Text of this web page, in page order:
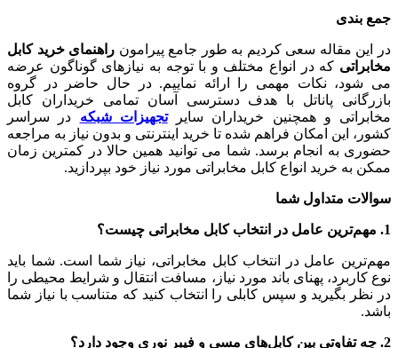
جمع بندی
در این مقاله سعی کردیم به طور جامع پیرامون راهنمای خرید کابل
مخابراتی که در انواع مختلف و با توجه به نیازهای گوناگون عرضه
می شود، نکات مهمی را ارائه نماییم. در حال حاضر در گروه
بازرگانی پاناتل با هدف دسترسی آسان تمامی خریداران کابل
مخابراتی و همچنین خریداران سایرتجهیزات شبکه در سراسر
کشور، این امکان فراهم شده تا خرید اینترنتی و بدون نیاز به مراجعه
حضوری به انجام برسد. شما می توانید همین حالا در کمترین زمان
ممکن به خرید انواع کابل مخابراتی مورد نیاز خود بپردازید.
سوالات متداول شما
1. مهم‌ترین عامل در انتخاب کابل مخابراتی چیست؟
مهم‌ترین عامل در انتخاب کابل مخابراتی، نیاز شما است. شما باید
نوع کاربرد، پهنای باند مورد نیاز، مسافت انتقال و شرایط محیطی را
در نظر بگیرید و سپس کابلی را انتخاب کنید که متناسب با نیاز شما
باشد.
2. چه تفاوتی بین کابل‌های مسی و فیبر نوری وجود دارد؟